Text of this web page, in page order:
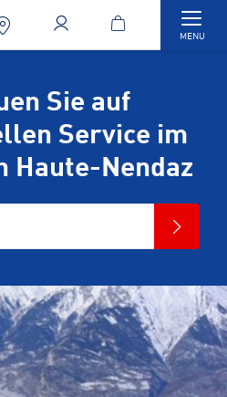
MENU
Sie auf
Service im
Haute-Nendaz